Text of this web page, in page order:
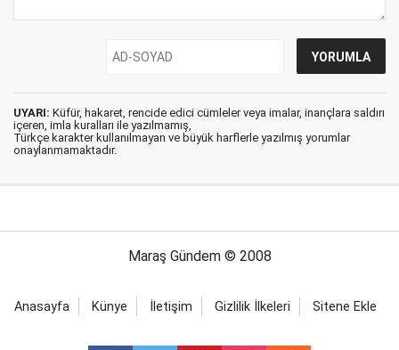
UYARI: Küfür, hakaret, rencide edici cümleler veya imalar, inançlara saldırı
içeren, imla kuralları ile yazılmamış,
Türkçe karakter kullanılmayan ve büyük harflerle yazılmış yorumlar
onaylanmamaktadır.
Maraş Gündem © 2008
Anasayfa Künye İletişim Gizlilik İlkeleri Sitene Ekle